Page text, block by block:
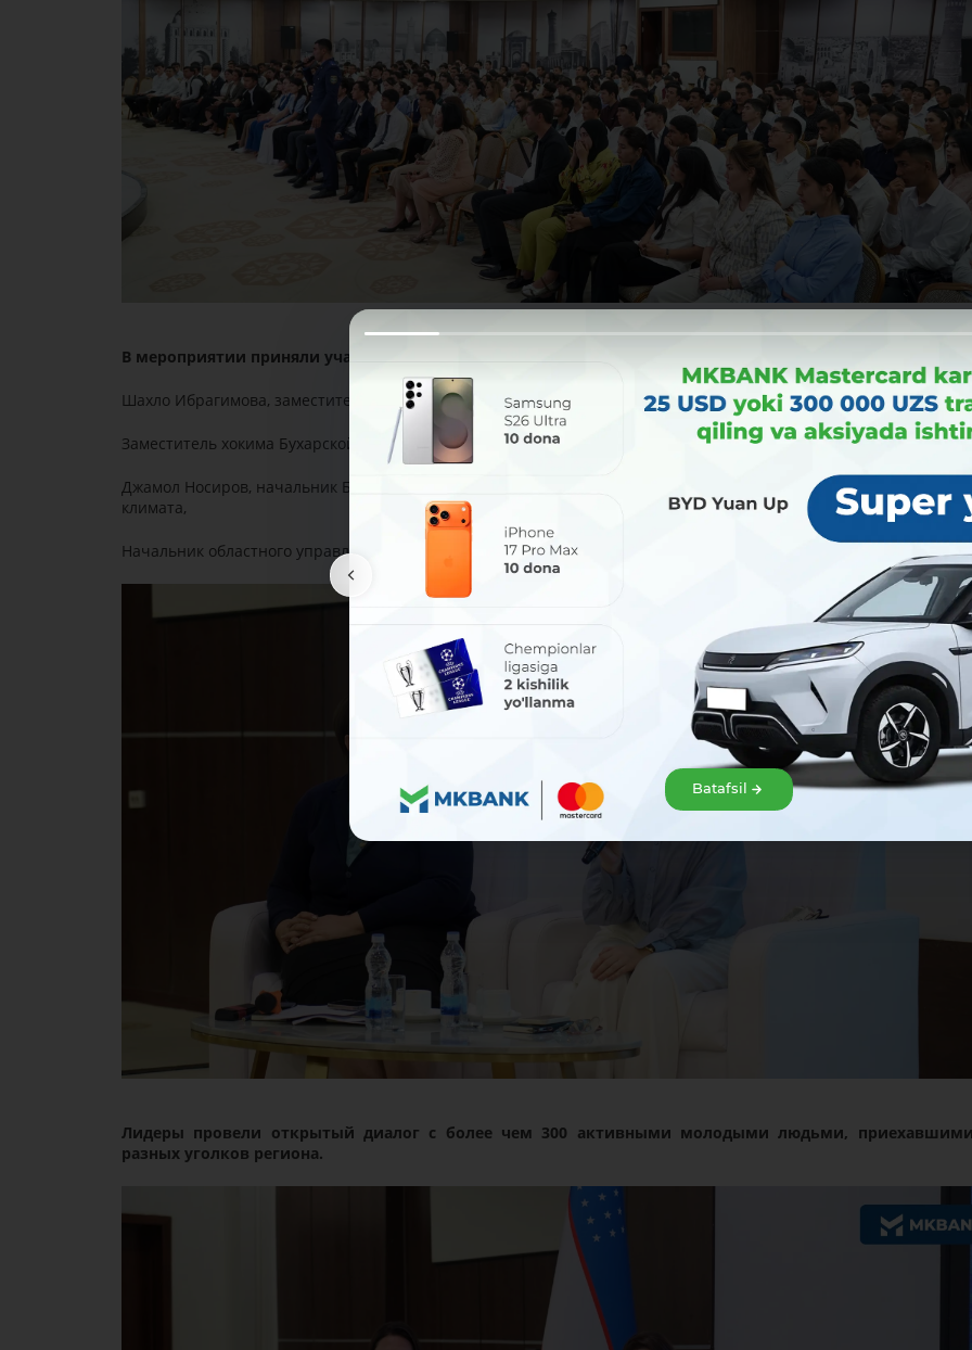
В мероприятии приняли участие лидеры из четырех ключевых областей:
Шахло Ибрагимова, заместитель председателя правления АКБ «Микрокредитбанк»,
Заместитель хокима Бухарской области - начальник управления по делам семьи и женщин Хафиза Артыкова,
Джамол Носиров, начальник Бухарского областного управления экологии, охраны окружающей среды и
климата,
Начальник областного управления по делам молодежи Шавкат Рахмонов.
Лидеры провели открытый диалог с более чем 300 активными молодыми людьми,
разных уголков региона.
Batafsil